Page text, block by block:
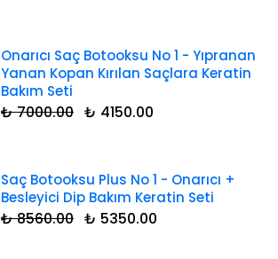
Onarıcı Saç Botooksu No 1 - Yıpranan
Yanan Kopan Kırılan Saçlara Keratin
Bakım Seti
₺ 7000.00 ₺ 4150.00
Saç Botooksu Plus No 1 - Onarıcı +
Besleyici Dip Bakım Keratin Seti
₺ 8560.00 ₺ 5350.00